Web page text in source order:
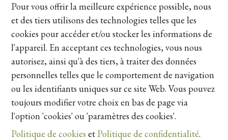
Pour vous offrir la meilleure expérience possible, nous
et des tiers utilisons des technologies telles que les
cookies pour accéder et/ou stocker les informations de
l'appareil. En acceptant ces technologies, vous nous
autorisez, ainsi qu'à des tiers, à traiter des données
personnelles telles que le comportement de navigation
ou les identifiants uniques sur ce site Web. Vous pouvez
toujours modifier votre choix en bas de page via
l'option 'cookies' ou 'paramètres des cookies'.
Politique de cookies et Politique de confidentialité.
Prix sur demande
3 1 225 m²